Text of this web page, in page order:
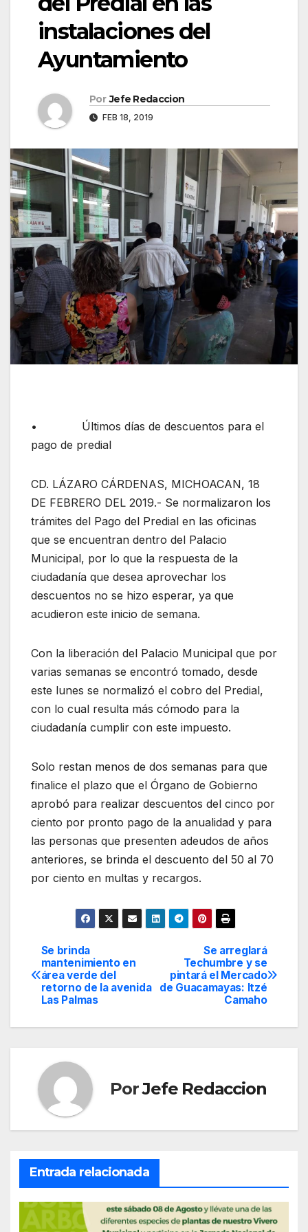
instalaciones del
Ayuntamiento
Por Jefe Redaccion
FEB 18, 2019
• Últimos días de descuentos para el
pago de predial
CD. LÁZARO CÁRDENAS, MICHOACAN, 18
DE FEBRERO DEL 2019.- Se normalizaron los
trámites del Pago del Predial en las oficinas
que se encuentran dentro del Palacio
Municipal, por lo que la respuesta de la
ciudadanía que desea aprovechar los
descuentos no se hizo esperar, ya que
acudieron este inicio de semana.
Con la liberación del Palacio Municipal que por
varias semanas se encontró tomado, desde
este lunes se normalizó el cobro del Predial,
con lo cual resulta más cómodo para la
ciudadanía cumplir con este impuesto.
Solo restan menos de dos semanas para que
finalice el plazo que el Órgano de Gobierno
aprobó para realizar descuentos del cinco por
ciento por pronto pago de la anualidad y para
las personas que presenten adeudos de años
anteriores, se brinda el descuento del 50 al 70
por ciento en multas y recargos.
Navegación
de
Se arreglará
Techumbre y se
pintará el Mercado
de Guacamayas: Itzé
Camaho
Se brinda
mantenimiento en
área verde del
retorno de la avenida
Las Palmas
PorJefe Redaccion
Entrada relacionada